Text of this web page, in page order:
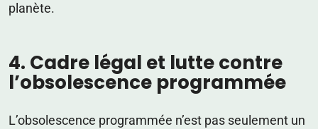
planète.
4. Cadre légal et lutte contre
l’obsolescence programmée
L’obsolescence programmée n’est pas seulement un